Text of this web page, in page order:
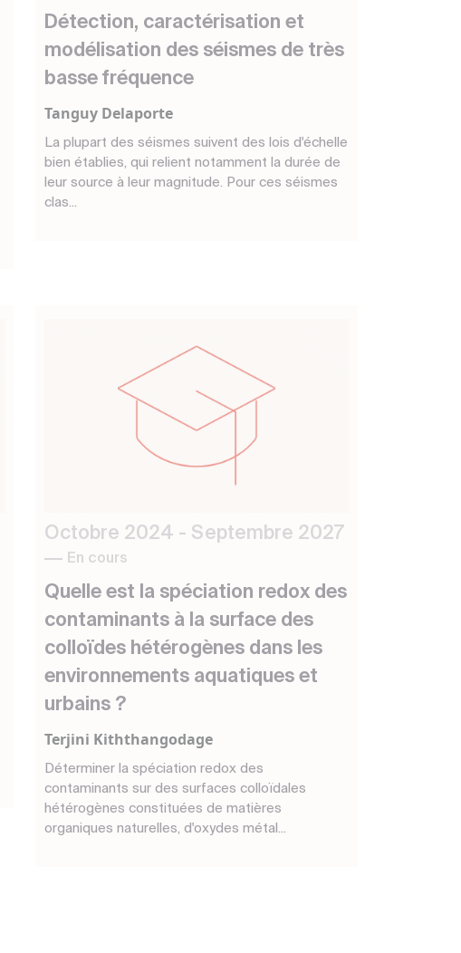
Détection, caractérisation et
modélisation des séismes de très
basse fréquence
Tanguy Delaporte
La plupart des séismes suivent des lois d'échelle
bien établies, qui relient notamment la durée de
leur source à leur magnitude. Pour ces séismes
clas...
Octobre 2024 - Septembre 2027
En cours
Quelle est la spéciation redox des
contaminants à la surface des
colloïdes hétérogènes dans les
environnements aquatiques et
urbains ?
Terjini Kiththangodage
Déterminer la spéciation redox des
contaminants sur des surfaces colloïdales
hétérogènes constituées de matières
organiques naturelles, d'oxydes métal...